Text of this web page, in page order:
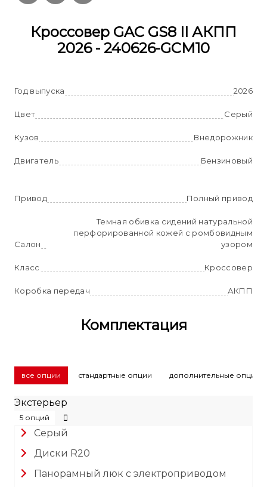
Кроссовер GAC GS8 II АКПП
2026 - 240626-GCM10
Год выпуска 2026
Цвет Серый
Кузов Внедорожник
Двигатель Бензиновый
Привод Полный привод
Салон
Темная обивка сидений натуральной
перфорированной кожей с ромбовидным
узором
Класс Кроссовер
Коробка передач АКПП
Комплектация
все опции стандартные опции дополнительные опции
Экстерьер
5 опций
Серый
Диски R20
Панорамный люк с электроприводом